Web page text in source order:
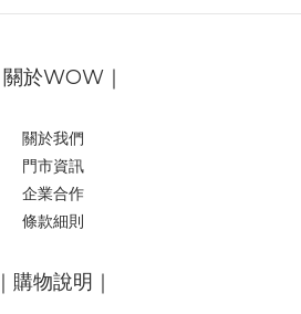
關於WOW｜
關於我們
門市資訊
企業合作
條款細則
｜購物說明｜